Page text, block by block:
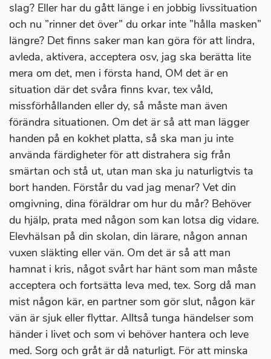
slag? Eller har du gått länge i en jobbig livssituation
och nu ”rinner det över” du orkar inte ”hålla masken”
längre? Det finns saker man kan göra för att lindra,
avleda, aktivera, acceptera osv, jag ska berätta lite
mera om det, men i första hand, OM det är en
situation där det svåra finns kvar, tex våld,
missförhållanden eller dy, så måste man även
förändra situationen. Om det är så att man lägger
handen på en kokhet platta, så ska man ju inte
använda färdigheter för att distrahera sig från
smärtan och stå ut, utan man ska ju naturligtvis ta
bort handen. Förstår du vad jag menar? Vet din
omgivning, dina föräldrar om hur du mår? Behöver
du hjälp, prata med någon som kan lotsa dig vidare.
Elevhälsan på din skolan, din lärare, någon annan
vuxen släkting eller vän. Om det är så att man
hamnat i kris, något svårt har hänt som man måste
acceptera och fortsätta leva med, tex. Sorg då man
mist någon kär, en partner som gör slut, någon kär
vän är sjuk eller flyttar. Alltså tunga händelser som
händer i livet och som vi behöver hantera och leve
med. Sorg och gråt är då naturligt. För att minska